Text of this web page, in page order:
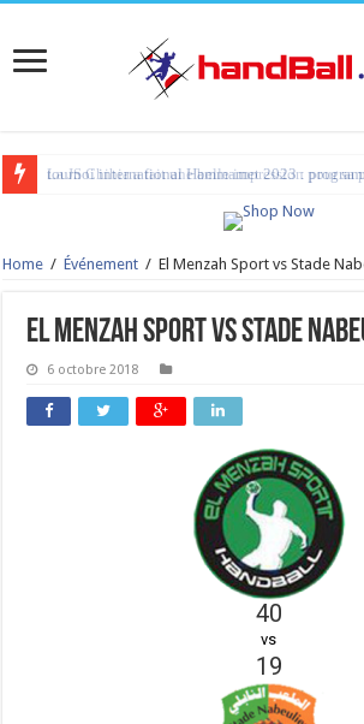
La JS Chihia a fait une belle impression pour
Home / Événement / El Menzah Sport vs Stade
El Menzah Sport vs Stade
6 octobre 2018
40
vs
19